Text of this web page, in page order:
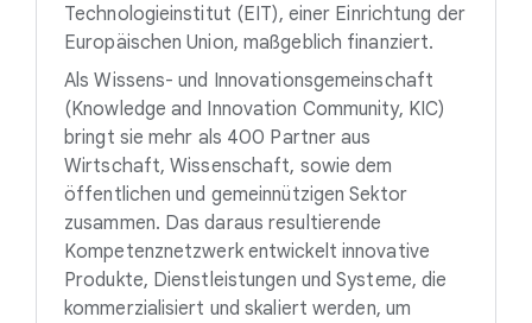
Technologieinstitut (EIT), einer Einrichtung der
Europäischen Union, maßgeblich finanziert.
Als Wissens- und Innovationsgemeinschaft
(Knowledge and Innovation Community, KIC)
bringt sie mehr als 400 Partner aus
Wirtschaft, Wissenschaft, sowie dem
öffentlichen und gemeinnützigen Sektor
zusammen. Das daraus resultierende
Kompetenznetzwerk entwickelt innovative
Produkte, Dienstleistungen und Systeme, die
kommerzialisiert und skaliert werden, um